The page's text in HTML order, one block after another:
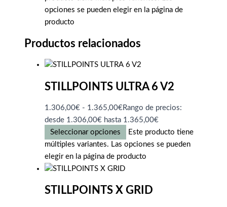
opciones se pueden elegir en la página de
producto
Productos relacionados
STILLPOINTS ULTRA 6 V2
1.306,00€ - 1.365,00€Rango de precios:
desde 1.306,00€ hasta 1.365,00€
Seleccionar opciones
Este producto tiene
múltiples variantes. Las opciones se pueden
elegir en la página de producto
STILLPOINTS X GRID